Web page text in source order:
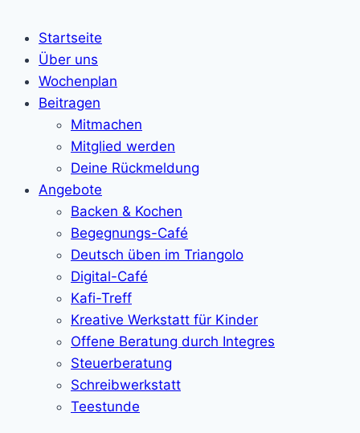
Startseite
Über uns
Wochenplan
Beitragen
Mitmachen
Mitglied werden
Deine Rückmeldung
Angebote
Backen & Kochen
Begegnungs-Café
Deutsch üben im Triangolo
Digital-Café
Kafi-Treff
Kreative Werkstatt für Kinder
Offene Beratung durch Integres
Steuerberatung
Schreibwerkstatt
Teestunde